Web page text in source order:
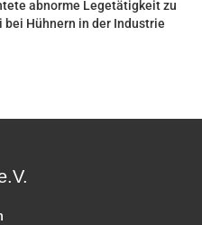
abnorme Legetätigkeit zu
Hühnern in der Industrie